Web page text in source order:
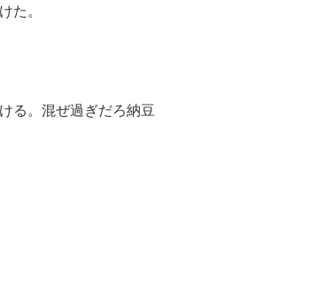
た。
る。混ぜ過ぎだろ納豆